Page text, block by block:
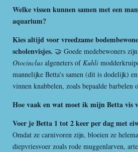
Welke vissen kunnen samen met een
aquarium?
Kies altijd voor vreedzame
scholenvisjes. 🤝 Goede medebewoners
Otocinclus algeneters of Kuhli
mannelijke Betta's samen (dit is dodelijk)
vinnen knabbelen, zoals bepaalde barbelen
Hoe vaak en wat moet ik mijn Betta vis
Voer je Betta 1 tot 2 keer per dag met
Omdat ze carnivoren zijn, bloeien ze
diepvriesvoer zoals rode muggenlarven,